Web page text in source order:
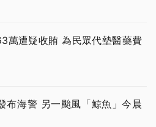
萬遭疑收賄 為民眾代墊醫藥費
布海警 另一颱風「鯨魚」今晨